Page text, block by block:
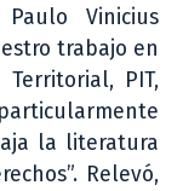
Vinicius
trabajo en
PIT,
la literatura
Relevó,